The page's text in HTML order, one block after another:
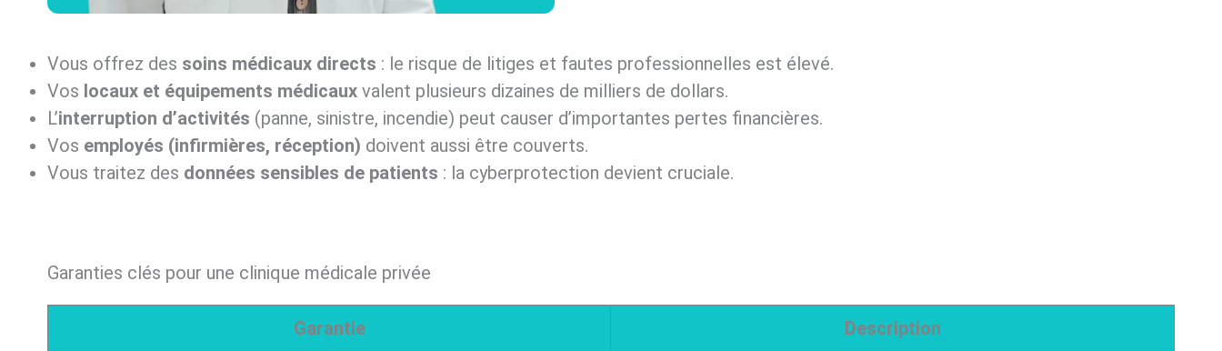
Vous offrez des soins médicaux directs : le risque de litiges et fautes professionnelles est élevé.
Vos locaux et équipements médicaux valent plusieurs dizaines de milliers de dollars.
L’interruption d’activités (panne, sinistre, incendie) peut causer d’importantes pertes financières.
Vos employés (infirmières, réception) doivent aussi être couverts.
Vous traitez des données sensibles de patients : la cyberprotection devient cruciale.
Garanties clés pour une clinique médicale privée
Garantie Description